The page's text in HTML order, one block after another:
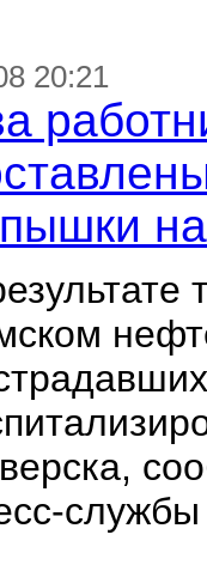
20:21